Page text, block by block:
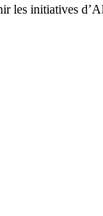
les initiatives